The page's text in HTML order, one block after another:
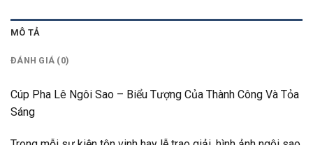
MÔ TẢ
ĐÁNH GIÁ (0)
Cúp Pha Lê Ngôi Sao – Biểu Tượng Của Thành Công Và Tỏa
Sáng